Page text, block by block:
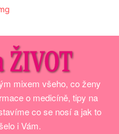
mixem všeho, co ženy
o medicíně, tipy na
co se nosí a jak to
i Vám.